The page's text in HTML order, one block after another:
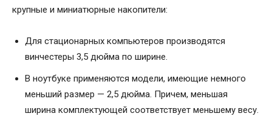
крупные и миниатюрные накопители:
Для стационарных компьютеров производятся
винчестеры 3,5 дюйма по ширине.
В ноутбуке применяются модели, имеющие немного
меньший размер — 2,5 дюйма. Причем, меньшая
ширина комплектующей соответствует меньшему весу.